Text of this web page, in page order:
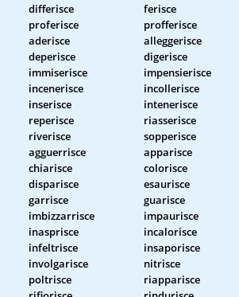
differisce
ferisce
proferisce
profferisce
aderisce
alleggerisce
deperisce
digerisce
immiserisce
impensierisce
incenerisce
incollerisce
inserisce
intenerisce
reperisce
riasserisce
riverisce
sopperisce
agguerrisce
apparisce
chiarisce
colorisce
disparisce
esaurisce
garrisce
guarisce
imbizzarrisce
impaurisce
inasprisce
incalorisce
infeltrisce
insaporisce
involgarisce
nitrisce
poltrisce
riapparisce